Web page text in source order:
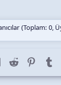
(Toplam: 0,
LinkedIn
Reddit